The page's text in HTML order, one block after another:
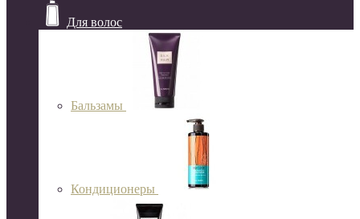
Для волос
Бальзамы
Кондиционеры